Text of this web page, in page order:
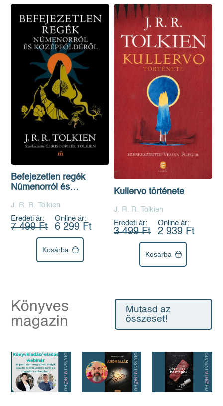
Befejezetlen regék
Númenorról és
J. R. R. Tolkien
Eredeti ár:
7 499 Ft
Online ár:
6 299 Ft
Kosárba
Kullervo története
J. R. R. Tolkien
Eredeti ár:
3 499 Ft
Online ár:
2 939 Ft
Kosárba
Könyves
magazin
Mutasd az
összeset!